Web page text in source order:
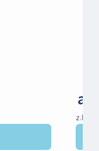
ab
z.B.